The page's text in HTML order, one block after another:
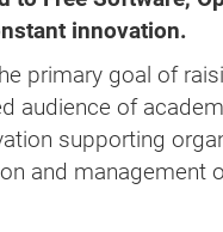
innovation.
primary goal of
audience of
supporting
and management